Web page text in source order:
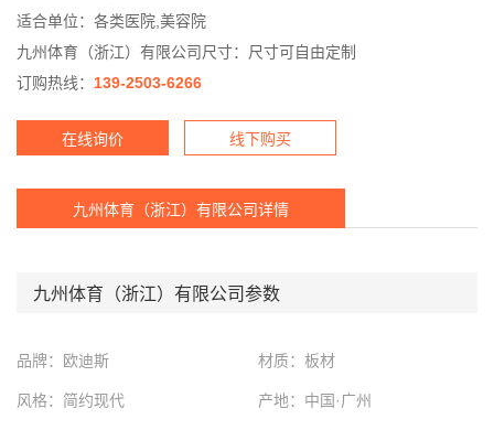
适合单位：各类医院,美容院
九州体育（浙江）有限公司尺寸：尺寸可自由定制
订购热线： 139-2503-6266
在线询价 线下购买
九州体育（浙江）有限公司详情
九州体育（浙江）有限公司参数
品牌：欧迪斯 材质：板材
风格：简约现代 产地：中国·广州